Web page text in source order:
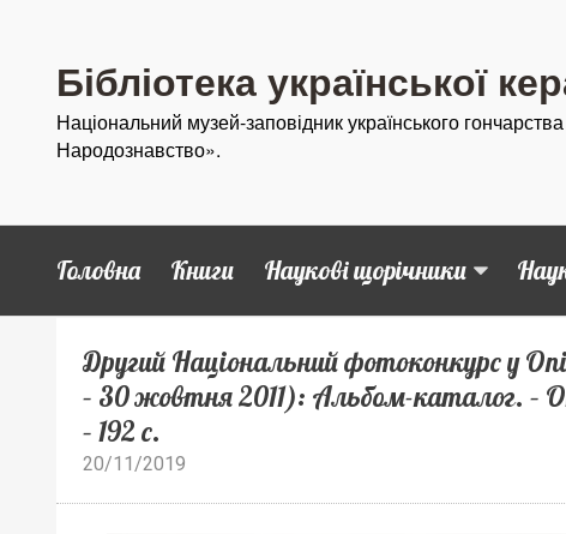
Бібліотека української
Національний музей-заповідник українського
Народознавство».
Головна Книги Наукові щорічники
Другий Національний фотоконкурс у
– 30 жовтня 2011): Альбом-каталог. –
– 192 с.
20/11/2019